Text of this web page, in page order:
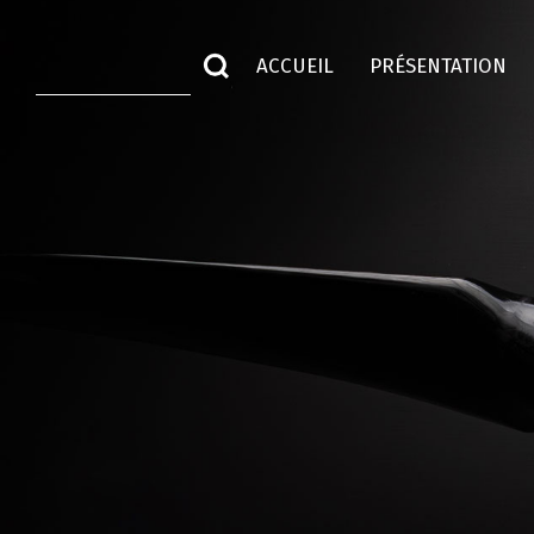
ACCUEIL PRÉSENTATION